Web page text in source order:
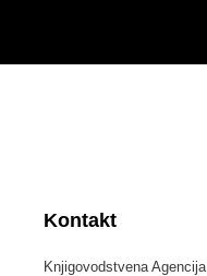
Kontakt
Knjigovodstvena Agencija